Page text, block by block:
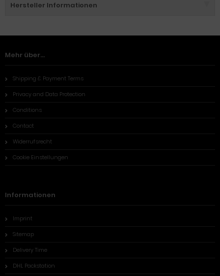
Hersteller Informationen
Mehr über...
Shipping & Payment Terms
Privacy and Data Protection
Conditions
Contact
Widerrufsrecht
Cookie Einstellungen
Informationen
Imprint
Sitemap
Delivery Time
DHL Packstation